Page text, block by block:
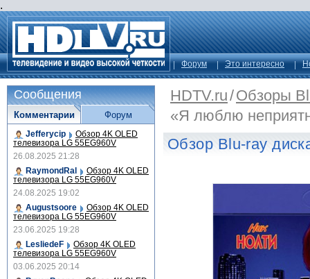
.
Форум Это интересно
HDTV.ru/Обзоры
«Я люблю
Обзор Blu-ray
Сообщения
Комментарии
Jefferycip Обзор 4K OLED
телевизора LG 55EG960V
26.08.2025 21:28
RaymondRal
Обзор 4K OLED
телевизора LG 55EG960V
24.08.2025 19:02
Augustsoore
Обзор 4K OLED
телевизора LG 55EG960V
23.06.2025 19:28
LesliedeF
Обзор 4K OLED
телевизора LG 55EG960V
03.06.2025 20:14
Форум